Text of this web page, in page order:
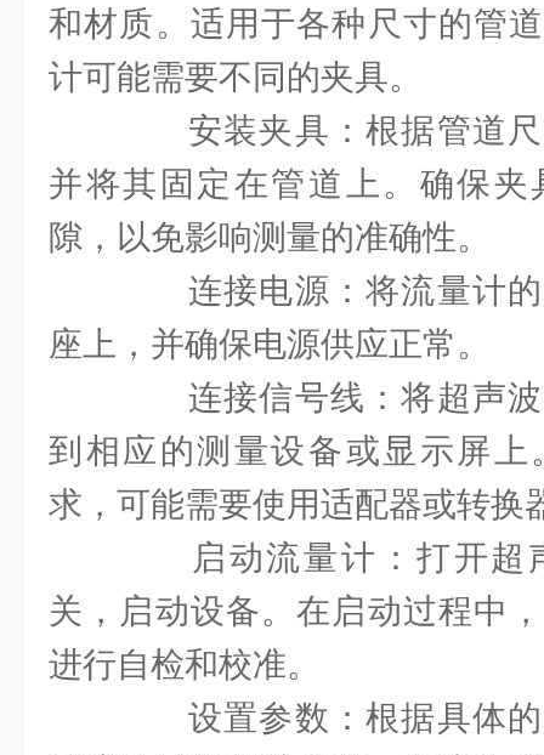
和材质。适用于各种尺寸的管
计可能需要不同的夹具。
安装夹具：根据管道尺
并将其固定在管道上。确保
隙，以免影响测量的准确性。
连接电源：将流量计的
座上，并确保电源供应正常。
连接信号线：将超声波
到相应的测量设备或显示屏上
求，可能需要使用适配器或转换
启动流量计：打开超
关，启动设备。在启动过程中
进行自检和校准。
设置参数：根据具体的